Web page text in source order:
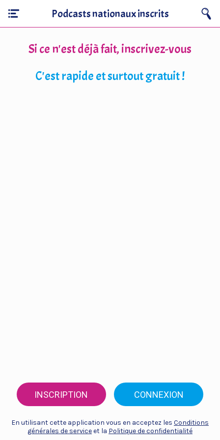
Podcasts nationaux inscrits
Si ce n'est déjà fait, inscrivez-vous
C'est rapide et surtout gratuit !
INSCRIPTION CONNEXION
En utilisant cette application vous en acceptez les Conditions
générales de serviceet la Politique de confidentialité